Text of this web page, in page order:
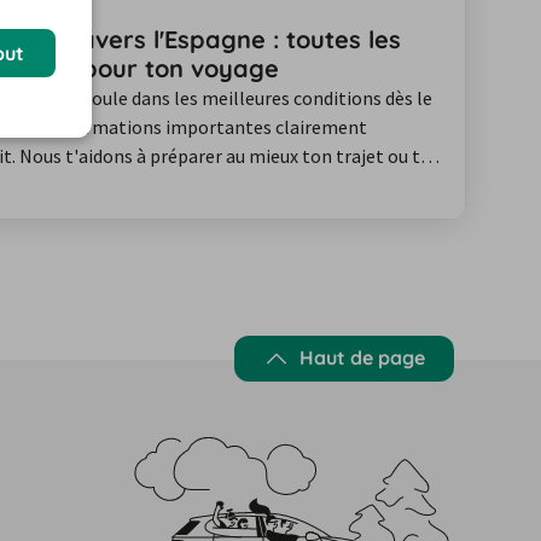
à travers l'Espagne : toutes les
pour ton voyage
se déroule dans les meilleures conditions dès le
les informations importantes clairement
Nous t'aidons à préparer au mieux ton trajet ou ton
informations importantes sur le code de la route,
Haut de page